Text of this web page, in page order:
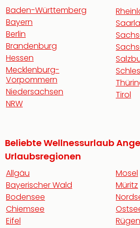
Baden-Württemberg
Bayern
Berlin
Brandenburg
Hessen
Mecklenburg-
Vorpommern
Niedersachsen
NRW
Tirol
Beliebte Wellnessurlaub
Urlaubsregionen
Allgäu
Bayerischer Wald
Bodensee
Chiemsee
Eifel
Mosel
Müritz
Rügen